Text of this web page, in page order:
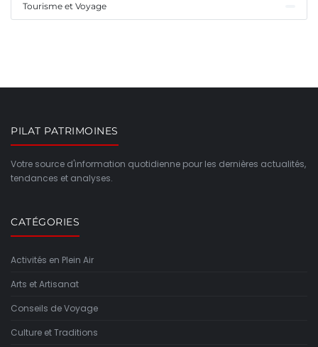
Tourisme et Voyage
PILAT PATRIMOINES
Votre source d'information quotidienne pour les dernières actualités,
tendances et analyses.
CATÉGORIES
Activités en Plein Air
Arts et Artisanat
Conseils de Voyage
Culture et Traditions